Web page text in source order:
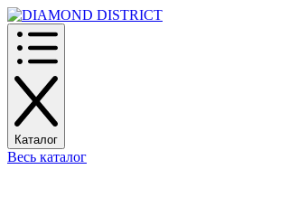
Каталог
Весь каталог